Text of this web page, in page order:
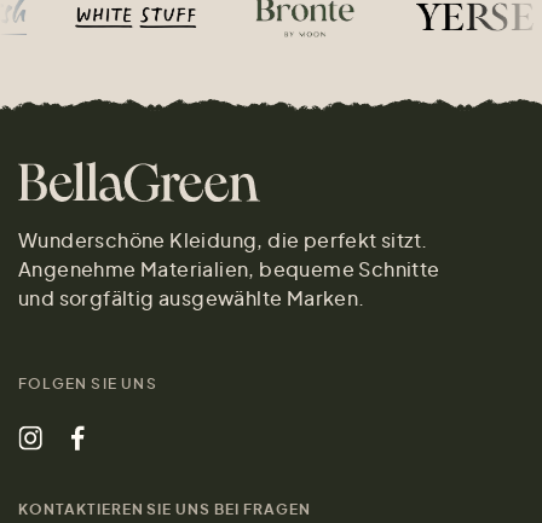
Wunderschöne Kleidung, die perfekt sitzt.
Angenehme Materialien, bequeme Schnitte
und sorgfältig ausgewählte Marken.
FOLGEN SIE UNS
KONTAKTIEREN SIE UNS BEI FRAGEN